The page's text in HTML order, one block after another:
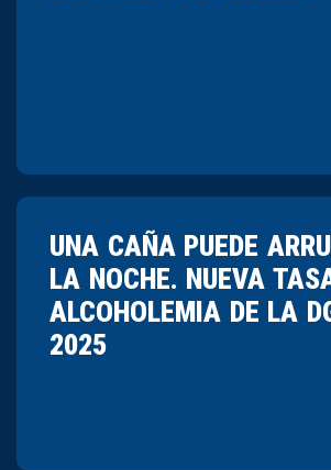
UNA CAÑA PUEDE
LA NOCHE. NUEVA
ALCOHOLEMIA DE LA
2025